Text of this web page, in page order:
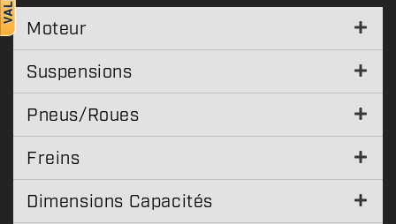
Moteur
Suspensions
Pneus/Roues
Freins
Dimensions Capacités